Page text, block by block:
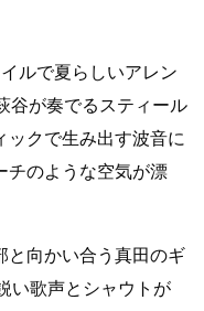
ルで夏らしいアレン
谷が奏でるスティール
ックで生み出す波音に
チのような空気が漂
と向かい合う真田のギ
い歌声とシャウトが